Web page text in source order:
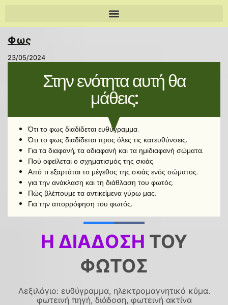
Φως
23/05/2024
Στην ενότητα αυτή θα
μάθεις:
Ότι το φως διαδίδεται ευθύγραμμα.
Ότι το φως διαδίδεται προς όλες τις κατευθύνσεις.
Για τα διαφανή, τα αδιαφανή και τα ημιδιαφανή σώματα.
Πού οφείλεται ο σχηματισμός της σκιάς.
Από τι εξαρτάται το μέγεθος της σκιάς ενός σώματος.
για την ανάκλαση και τη διάθλαση του φωτός.
Πώς βλέπουμε τα αντικείμενα γύρω μας.
Για την απορρόφηση του φωτός.
Η ΔΙΆΔΟΣΉ ΤΟΥ
ΦΩΤΌΣ
Λεξιλόγιο: ευθύγραμμα, ηλεκτρομαγνητικό κύμα.
φωτεινή πηγή, διάδοση, φωτεινή ακτίνα